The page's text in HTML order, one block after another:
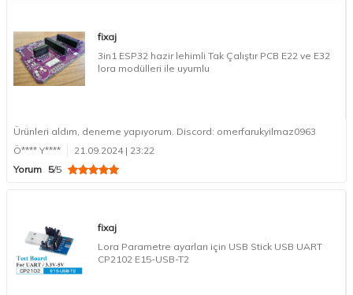
fixaj
3in1 ESP32 hazir lehimli Tak Çalıştır PCB E22 ve E32
lora modülleri ile uyumlu
Ürünleri aldım, deneme yapıyorum. Discord: omerfarukyilmaz0963
Ö**** Y****
21.09.2024 | 23:22
Yorum 5/5
fixaj
Lora Parametre ayarları için USB Stick USB UART
CP2102 E15-USB-T2